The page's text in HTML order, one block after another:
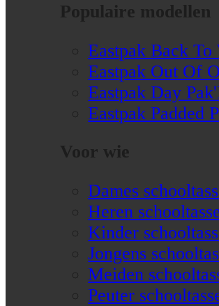
Populaire modellen
Eastpak Back To
Eastpak Out Of
Eastpak Day
Eastpak Padded
Voor wie
Dames
Heren
Kinder
Jongens
Meiden
Peuter